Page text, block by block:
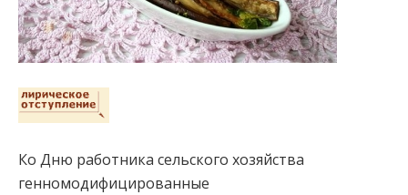
Ко Дню работника сельского хозяйства
генномодифицированные